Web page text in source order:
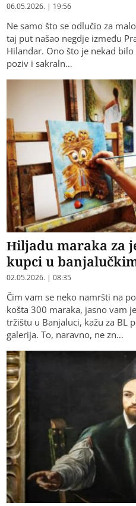
06.05.2026. | 19:56
Ne samo što se odlučio za
taj put našao negdje između
Hilandar. Ono što je nekad
poziv i sakraln…
Hiljadu maraka za
kupci u
02.05.2026. | 08:35
Čim vam se neko namršti na
košta 300 maraka, jasno vam
tržištu u Banjaluci, kažu za BL
galerija. To, naravno, ne zn…